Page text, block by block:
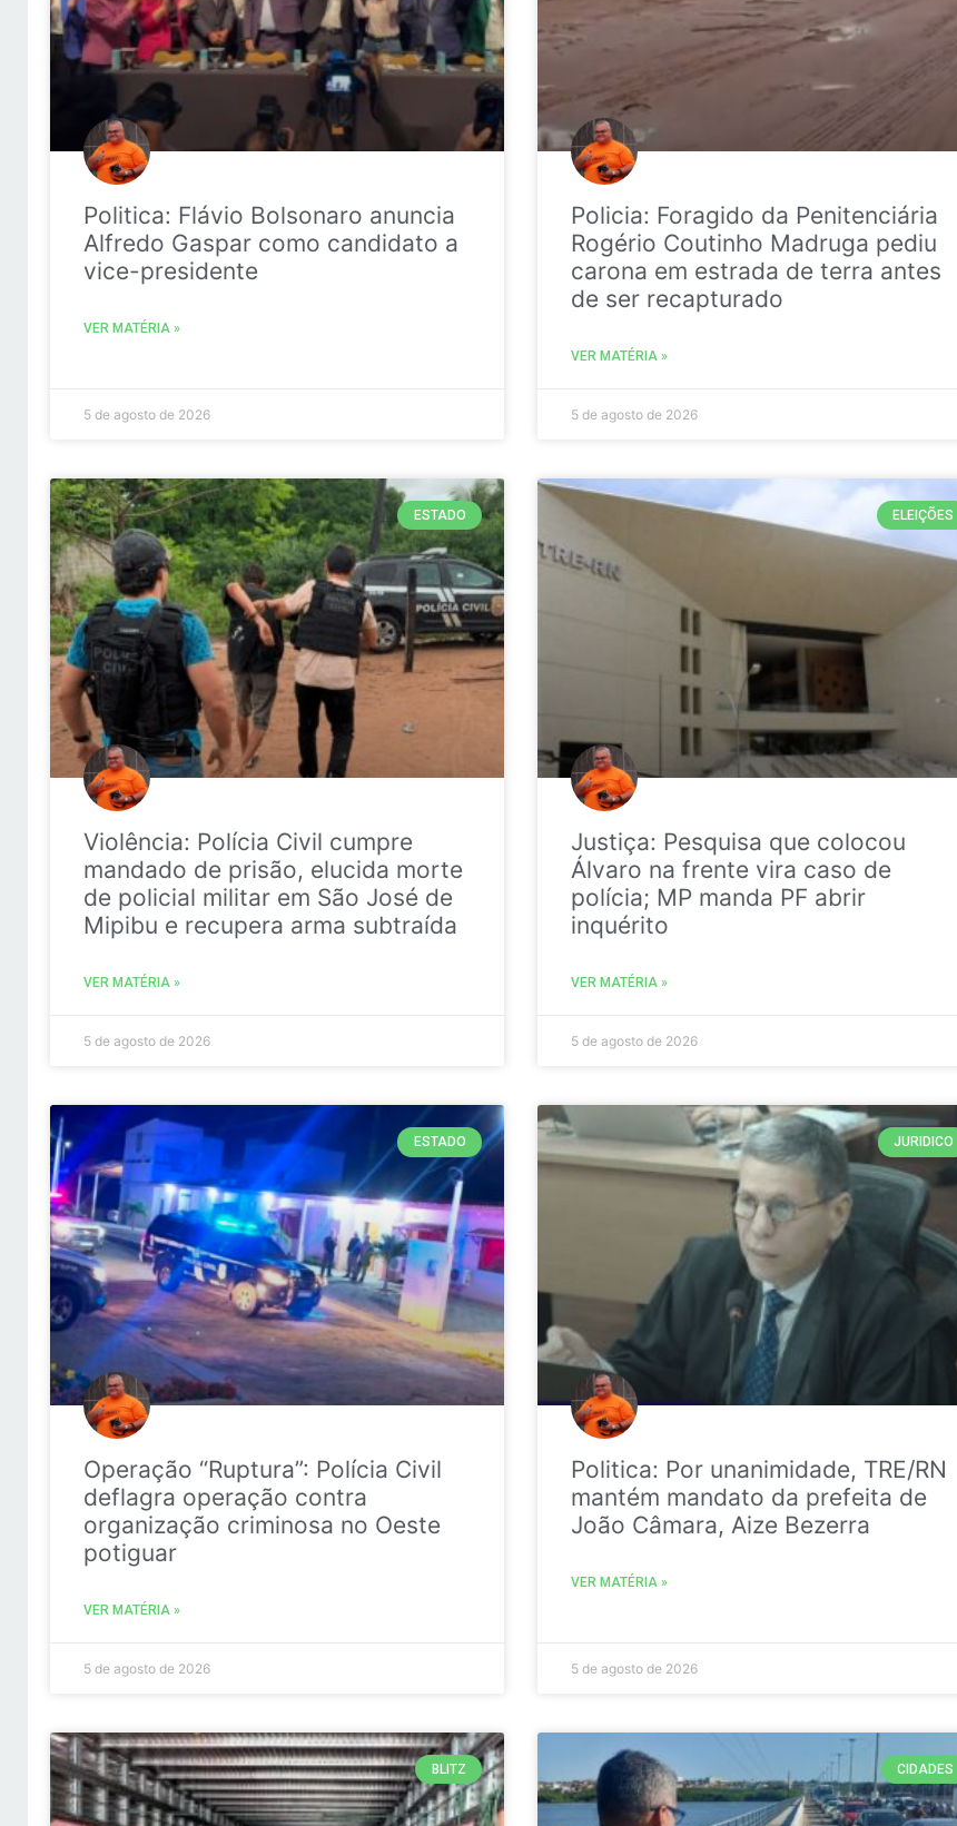
Politica: Flávio Bolsonaro anuncia
Alfredo Gaspar como candidato a
vice-presidente
VER MATÉRIA »
5 de agosto de 2026
Policia: Foragido da Penitenciária
Rogério Coutinho Madruga pediu
carona em estrada de terra antes
de ser recapturado
VER MATÉRIA »
5 de agosto de 2026
ESTADO
Violência: Polícia Civil cumpre
mandado de prisão, elucida morte
de policial militar em São José de
Mipibu e recupera arma subtraída
VER MATÉRIA »
5 de agosto de 2026
ELEIÇÕES
Justiça: Pesquisa que colocou
Álvaro na frente vira caso de
polícia; MP manda PF abrir
inquérito
VER MATÉRIA »
5 de agosto de 2026
ESTADO
Operação “Ruptura”: Polícia Civil
deflagra operação contra
organização criminosa no Oeste
potiguar
VER MATÉRIA »
5 de agosto de 2026
JURIDICO
Politica: Por unanimidade, TRE/RN
mantém mandato da prefeita de
João Câmara, Aize Bezerra
VER MATÉRIA »
5 de agosto de 2026
BLITZ CIDADES